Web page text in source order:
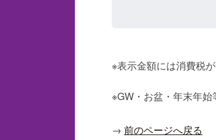
※表示金額には消費税
※GW・お盆・年末年始
→ 前のページへ戻る